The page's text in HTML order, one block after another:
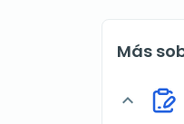
Más
expand_more